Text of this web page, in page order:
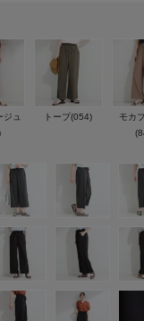
ジュ
トープ(054)
モカ